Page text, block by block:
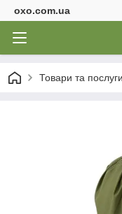
oxo.com.ua
Товари та послуги